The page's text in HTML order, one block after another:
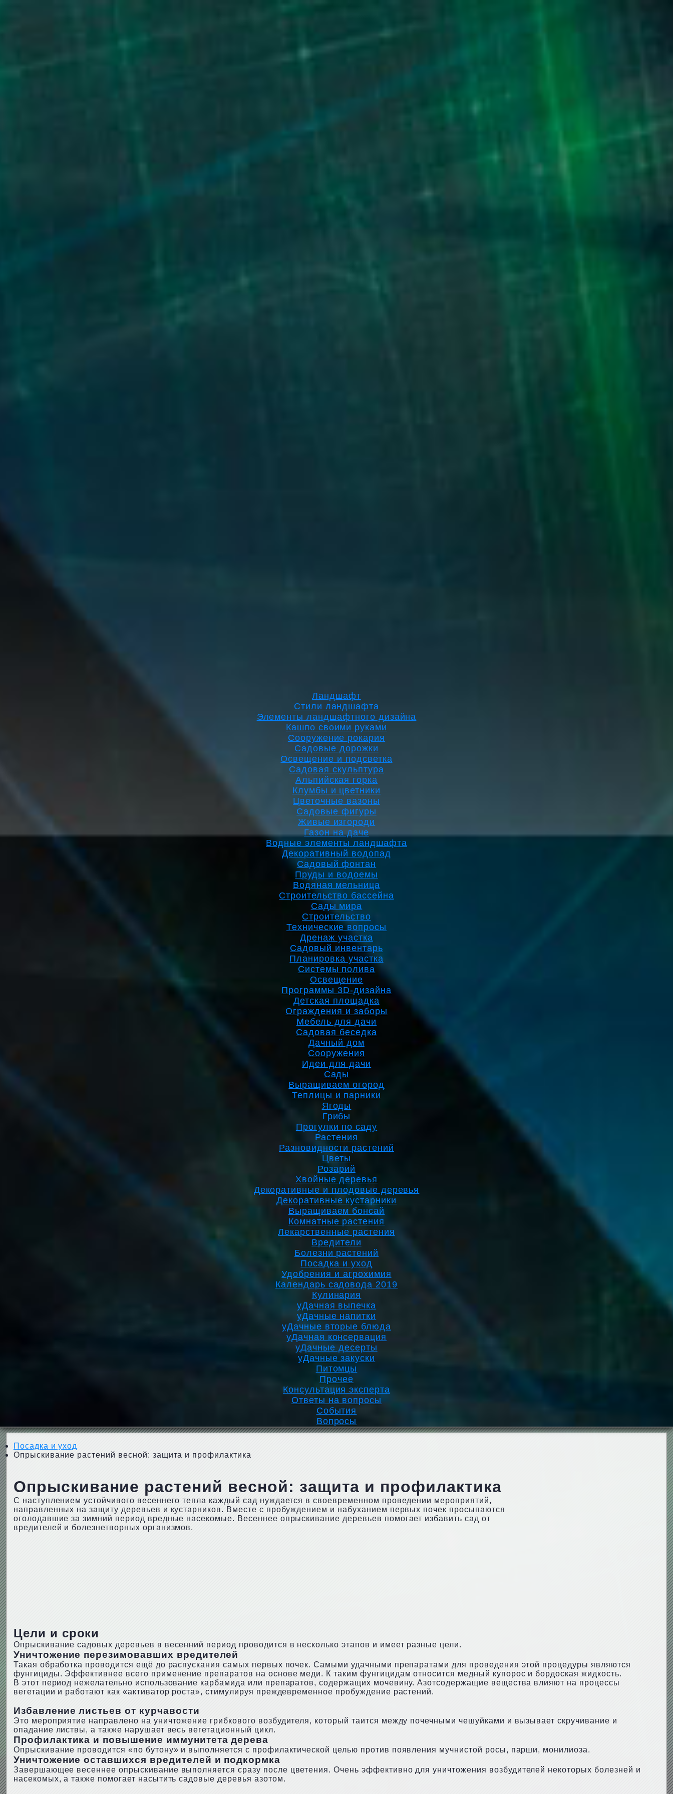
Ландшафт
Стили ландшафта
Элементы ландшафтного дизайна
Кашпо своими руками
Сооружение рокария
Садовые дорожки
Освещение и подсветка
Садовая скульптура
Альпийская горка
Клумбы и цветники
Цветочные вазоны
Садовые фигуры
Живые изгороди
Газон на даче
Водные элементы ландшафта
Декоративный водопад
Садовый фонтан
Пруды и водоемы
Водяная мельница
Строительство бассейна
Сады мира
Строительство
Технические вопросы
Дренаж участка
Садовый инвентарь
Планировка участка
Системы полива
Освещение
Программы 3D-дизайна
Детская площадка
Ограждения и заборы
Мебель для дачи
Садовая беседка
Дачный дом
Сооружения
Идеи для дачи
Сады
Выращиваем огород
Теплицы и парники
Ягоды
Грибы
Прогулки по саду
Растения
Разновидности растений
Цветы
Розарий
Хвойные деревья
Декоративные и плодовые деревья
Декоративные кустарники
Выращиваем бонсай
Комнатные растения
Лекарственные растения
Вредители
Болезни растений
Посадка и уход
Удобрения и агрохимия
Календарь садовода 2019
Кулинария
уДачная выпечка
уДачные напитки
уДачные вторые блюда
уДачная консервация
уДачные десерты
уДачные закуски
Питомцы
Прочее
Консультация эксперта
Ответы на вопросы
События
Вопросы
Посадка и уход
Опрыскивание растений весной: защита и профилактика
Опрыскивание растений весной: защита и профилактика
С наступлением устойчивого весеннего тепла каждый сад нуждается в своевременном проведении мероприятий,
направленных на защиту деревьев и кустарников. Вместе с пробуждением и набуханием первых почек просыпаются
оголодавшие за зимний период вредные насекомые. Весеннее опрыскивание деревьев помогает избавить сад от
вредителей и болезнетворных организмов.
Цели и сроки
Опрыскивание садовых деревьев в весенний период проводится в несколько этапов и имеет разные цели.
Уничтожение перезимовавших вредителей
Такая обработка проводится ещё до распускания самых первых почек. Самыми удачными препаратами для проведения этой процедуры являются
фунгициды. Эффективнее всего применение препаратов на основе меди. К таким фунгицидам относится медный купорос и бордоская жидкость.
В этот период нежелательно использование карбамида или препаратов, содержащих мочевину. Азотсодержащие вещества влияют на процессы
вегетации и работают как «активатор роста», стимулируя преждевременное пробуждение растений.
Избавление листьев от курчавости
Это мероприятие направлено на уничтожение грибкового возбудителя, который таится между почечными чешуйками и вызывает скручивание и
опадание листвы, а также нарушает весь вегетационный цикл.
Профилактика и повышение иммунитета дерева
Опрыскивание проводится «по бутону» и выполняется с профилактической целью против появления мучнистой росы, парши, монилиоза.
Уничтожение оставшихся вредителей и подкормка
Завершающее весеннее опрыскивание выполняется сразу после цветения. Очень эффективно для уничтожения возбудителей некоторых болезней и
насекомых, а также помогает насытить садовые деревья азотом.